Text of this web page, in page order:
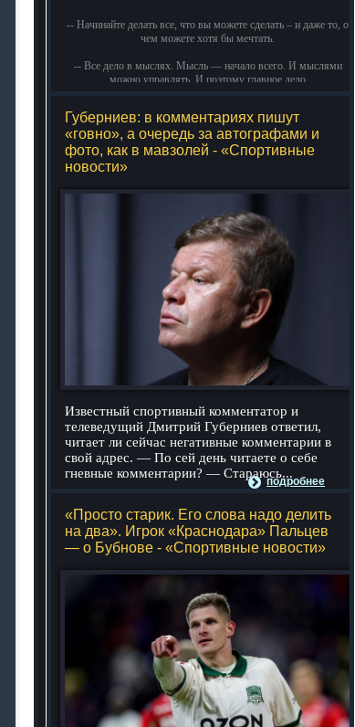
-- Начинайте делать все, что вы можете сделать – и даже то, о
чем можете хотя бы мечтать.
-- Все дело в мыслях. Мысль — начало всего. И мыслями
можно управлять. И поэтому главное дело
-- Идите уверенно по направлению к мечте. Живите той
жизнью, которую вы сами себе придумали.
-- Самое большое богатство — это ум. Самая большая
нищета — глупость. Из всех страхов самый пугающий —
самолюбование.
-- Лучшее, что можно сделать с хорошим советом, это
пропустить его мимо ушей. Он никогда не бывает полезен
никому, кроме того, кто его дал.
-- Люблю давать советы и очень не люблю, когда их дают
мне.
Губерниев: в комментариях пишут
«говно», а очередь за автографами и
фото, как в мавзолей - «Спортивные
новости»
Известный спортивный комментатор и
телеведущий Дмитрий Губерниев ответил,
читает ли сейчас негативные комментарии в
свой адрес. — По сей день читаете о себе
гневные комментарии? — Стараюсь...
подробнее
«Просто старик. Его слова надо делить
на два». Игрок «Краснодара» Пальцев
— о Бубнове - «Спортивные новости»